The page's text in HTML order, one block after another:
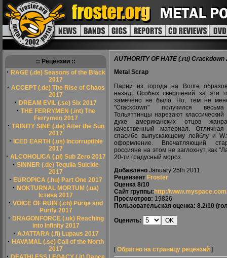
:: Рецензии ::
· RAGE (.de) Seasons of the Black
2017
· ACCEPT (.de) The Rise of Chaos
2017
· DREAM EVIL (.se) Six 2017
· THE FERRYMEN (.int) The
Ferrymen 2017
· TRINITY SINE (.de) After the Sun
2017
· ICED EARTH (.us) Incorruptible
2017
· ALCOHOLICA (.pl) Sub Zero 2017
· SINNER (.de) Tequila Suicide
2017
· EUROPICA (.hu) Part One 2017
· NOKTURNAL MORTUM (.ua)
Істина 2017
· VOICE OF RUIN (.ch) Purge and
Purify 2017
· DRAGONFORCE (.uk) Reaching
into Infinity 2017
· AJATTARA (.fi) Lupaus 2017
· HAVAMAL (.se) Call of the North
2017
AUTHORITY OF HATE (.ru) Crackdown
Metal Scrap
Парни из города на Волге
назад. Особых свершений за эти
замечено не было. Но, тем не
"Crackdown" получился
Тольяттинцы нарезают
духе американских отцов
качественный материал. Отличная
спасибо выпускающему лейблу и
оформление. Впечатляющий
россияне на этом не заглохнут, как
20-ти градусный мороз.
Добавлено January 25th 2011
Рецензент Froster
Оценка 8/10
Сайт группы: http://
Просмотров: 19826
Пользовательская оценка: 8.2/10
Оценить:
[Обратно на страницу рецензий ]